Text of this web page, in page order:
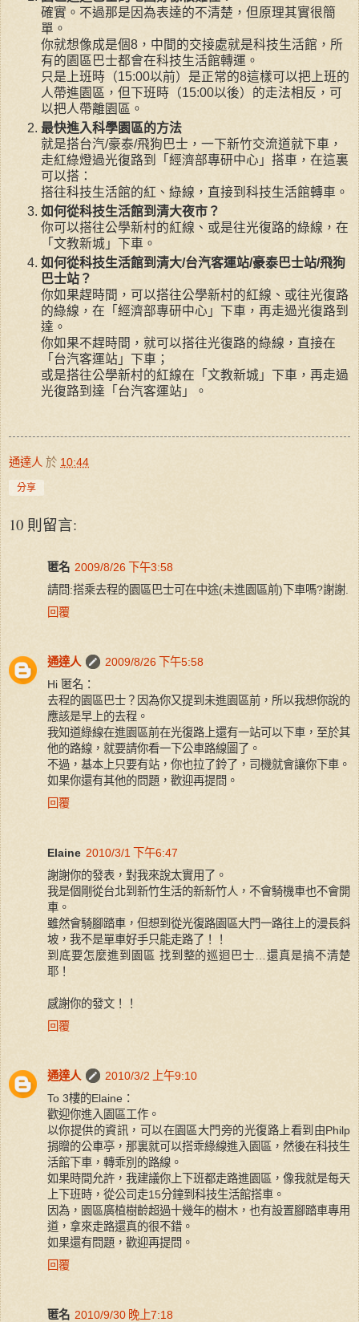
確實。不過那是因為表達的不清楚，但原理其實很簡
單。
你就想像成是個8，中間的交接處就是科技生活館，所
有的園區巴士都會在科技生活館轉運。
只是上班時（15:00以前）是正常的8這樣可以把上班的
人帶進園區，但下班時（15:00以後）的走法相反，可
以把人帶離園區。
最快進入科學園區的方法
就是搭台汽/豪泰/飛狗巴士，一下新竹交流道就下車，
走紅綠燈過光復路到「經濟部專研中心」搭車，在這裏
可以搭：
搭往科技生活館的紅、綠線，直接到科技生活館轉車。
如何從科技生活館到清大夜市？
你可以搭往公學新村的紅線、或是往光復路的綠線，在
「文教新城」下車。
如何從科技生活館到清大/台汽客運站/豪泰巴士站/飛狗
巴士站？
你如果趕時間，可以搭往公學新村的紅線、或往光復路
的綠線，在「經濟部專研中心」下車，再走過光復路到
達。
你如果不趕時間，就可以搭往光復路的綠線，直接在
「台汽客運站」下車；
或是搭往公學新村的紅線在「文教新城」下車，再走過
光復路到達「台汽客運站」。
通達人 於 10:44
分享
10 則留言:
匿名 2009/8/26 下午3:58
請問:搭乘去程的園區巴士可在中途(未進園區前)下車嗎?謝謝.
回覆
通達人
2009/8/26 下午5:58
Hi 匿名：
去程的園區巴士？因為你又提到未進園區前，所以我想你說的
應該是早上的去程。
我知道綠線在進園區前在光復路上還有一站可以下車，至於其
他的路線，就要請你看一下公車路線圖了。
不過，基本上只要有站，你也拉了鈴了，司機就會讓你下車。
如果你還有其他的問題，歡迎再提問。
回覆
Elaine 2010/3/1 下午6:47
謝謝你的發表，對我來說太實用了。
我是個剛從台北到新竹生活的新新竹人，不會騎機車也不會開
車。
雖然會騎腳踏車，但想到從光復路園區大門一路往上的漫長斜
坡，我不是單車好手只能走路了！！
到底要怎麼進到園區 找到整的巡迴巴士…還真是搞不清楚
耶！
感謝你的發文！！
回覆
通達人
2010/3/2 上午9:10
To 3樓的Elaine：
歡迎你進入園區工作。
以你提供的資訊，可以在園區大門旁的光復路上看到由Philp
捐贈的公車亭，那裏就可以搭乖綠線進入園區，然後在科技生
活館下車，轉乖別的路線。
如果時間允許，我建議你上下班都走路進園區，像我就是每天
上下班時，從公司走15分鐘到科技生活館搭車。
因為，園區廣植樹齡超過十幾年的樹木，也有設置腳踏車專用
道，拿來走路還真的很不錯。
如果還有問題，歡迎再提問。
回覆
匿名 2010/9/30 晚上7:18